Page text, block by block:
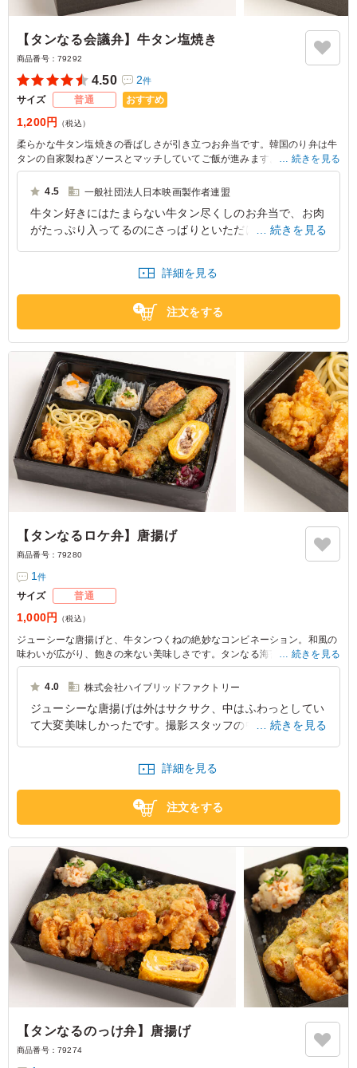
【タンなる会議弁】牛タン塩焼き
商品番号： 79292
4.50 2件
サイズ 普通 おすすめ
1,200円 （税込）
柔らかな牛タン塩焼きの香ばしさが引き立つお弁当です。韓国のり弁は牛
タンの自家製ねぎソースとマッチしていてご飯が進みます。タンなる海苔
弁の弁当で、大切な時間を彩りましょう。
続きを見る
4.5 一般社団法人日本映画製作者連盟
牛タン好きにはたまらない牛タン尽くしのお弁当で、お肉
がたっぷり入ってるのにさっぱりといただけると女性に特
東京都中央区日本橋2026/07/25
続きを見る
詳細を見る
注文をする
【タンなるロケ弁】唐揚げ
商品番号： 79280
1件
サイズ 普通
1,000円 （税込）
ジューシーな唐揚げと、牛タンつくねの絶妙なコンビネーション。和風の
味わいが広がり、飽きの来ない美味しさです。タンなる海苔弁のお弁当
は、会議や社内懇親ランチにぴったり。バランスが取れた内容で、どんな
シーンでも喜ばれます。
続きを見る
4.0 株式会社ハイブリッドファクトリー
ジューシーな唐揚げは外はサクサク、中はふわっとしてい
て大変美味しかったです。撮影スタッフの中で特に人気が
も満腹感が得られました。コスパも良く大満足です。
東京都千代田区丸の内
続きを見る
詳細を見る
注文をする
【タンなるのっけ弁】唐揚げ
商品番号： 79274